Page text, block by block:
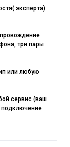
эксперта)
три пары
или любую
сервис (ваш
подключение